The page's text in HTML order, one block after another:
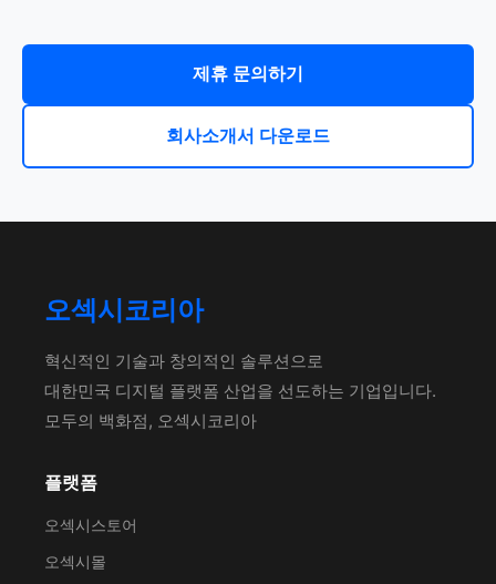
제휴 문의하기
회사소개서 다운로드
오섹시코리아
혁신적인 기술과 창의적인 솔루션으로
대한민국 디지털 플랫폼 산업을 선도하는 기업입니다.
모두의 백화점, 오섹시코리아
플랫폼
오섹시스토어
오섹시몰